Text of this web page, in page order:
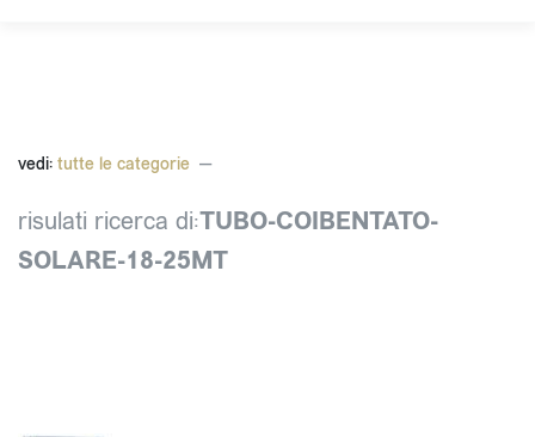
vedi: tutte le categorie
risulati ricerca di:TUBO-COIBENTATO-
SOLARE-18-25MT